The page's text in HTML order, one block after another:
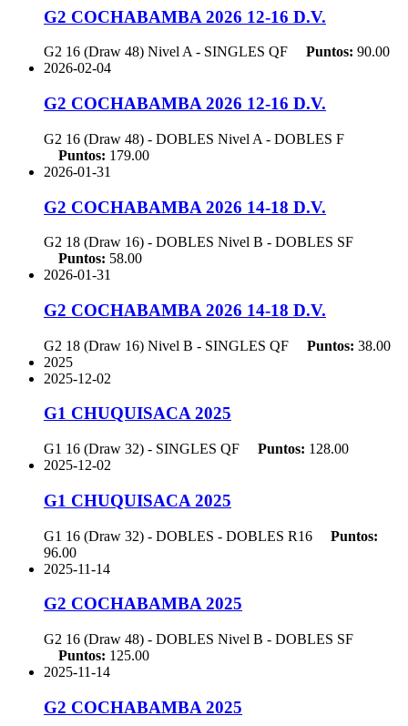
G2 COCHABAMBA 2026 12-16 D.V.
G2 16 (Draw 48) Nivel A - SINGLES QF Puntos: 90.00
2026-02-04
G2 COCHABAMBA 2026 12-16 D.V.
G2 16 (Draw 48) - DOBLES Nivel A - DOBLES F
Puntos: 179.00
2026-01-31
G2 COCHABAMBA 2026 14-18 D.V.
G2 18 (Draw 16) - DOBLES Nivel B - DOBLES SF
Puntos: 58.00
2026-01-31
G2 COCHABAMBA 2026 14-18 D.V.
G2 18 (Draw 16) Nivel B - SINGLES QF Puntos: 38.00
2025
2025-12-02
G1 CHUQUISACA 2025
G1 16 (Draw 32) - SINGLES QF Puntos: 128.00
2025-12-02
G1 CHUQUISACA 2025
G1 16 (Draw 32) - DOBLES - DOBLES R16
Puntos:
96.00
2025-11-14
G2 COCHABAMBA 2025
G2 16 (Draw 48) - DOBLES Nivel B - DOBLES SF
Puntos: 125.00
2025-11-14
G2 COCHABAMBA 2025